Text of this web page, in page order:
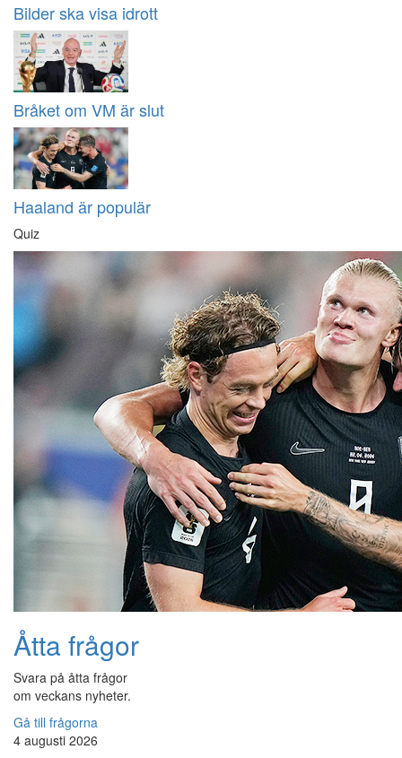
Bilder ska visa idrott
Bråket om VM är slut
Haaland är populär
Quiz
Åtta frågor
Svara på åtta frågor
om veckans nyheter.
Gå till frågorna
4 augusti 2026